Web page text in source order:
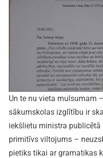
Un te nu vieta mulsumam
sākumskolas izglītību ir
iekšlietu ministra
primitīvs viltojums –
pietiks tikai ar gramatikas